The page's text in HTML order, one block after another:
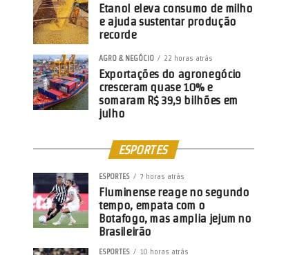
Etanol eleva consumo de milho
e ajuda sustentar produção
recorde
AGRO & NEGÓCIO 22 horas atrás
Exportações do agronegócio
cresceram quase 10% e
somaram R$ 39,9 bilhões em
julho
ESPORTES
ESPORTES 7 horas atrás
Fluminense reage no segundo
tempo, empata com o
Botafogo, mas amplia jejum no
Brasileirão
ESPORTES 10 horas atrás